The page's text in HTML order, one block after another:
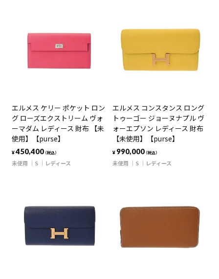
エルメス ケリー ポケット ロン
グ ローズエクストリーム ヴォ
ーマダム レディース 財布 【未
使用】【purse】
¥450,400（税込）
未使用 S レディース
エルメス コンスタンス ロング
トゥーゴー ジョーヌナプル ヴ
ォーエプソン レディース 財布
【未使用】【purse】
¥ 990,000（税込）
未使用 S レディース